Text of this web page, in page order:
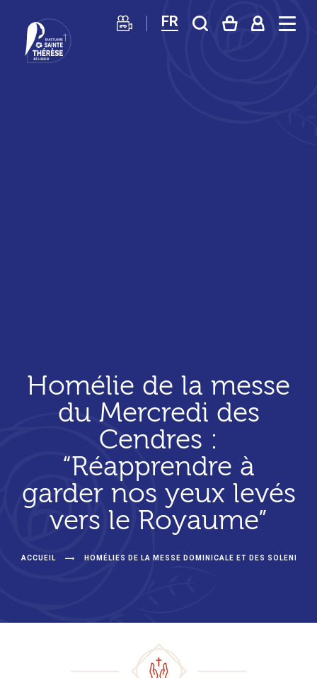
FR
Homélie de la messe
du Mercredi des
Cendres :
“Réapprendre à
garder nos yeux levés
vers le Royaume”
ACCUEIL HOMÉLIES DE LA MESSE DOMINICALE ET DES